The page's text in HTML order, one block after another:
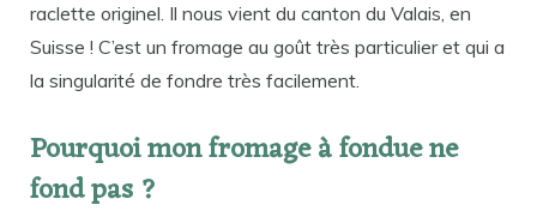
raclette originel. Il nous vient du canton du Valais, en
Suisse ! C’est un fromage au goût très particulier et qui a
la singularité de fondre très facilement.
Pourquoi mon fromage à fondue ne
fond pas ?